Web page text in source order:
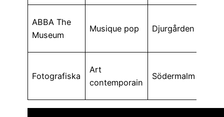
ABBA The
Museum
Musique pop Djurgården
Fotografiska
Art
contemporain
Södermalm